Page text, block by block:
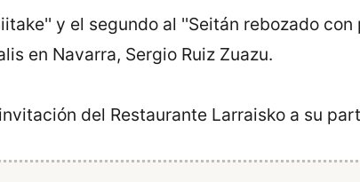
y el segundo al ''Seitán rebozado
en Navarra, Sergio Ruiz Zuazu.
del Restaurante Larraisko a su